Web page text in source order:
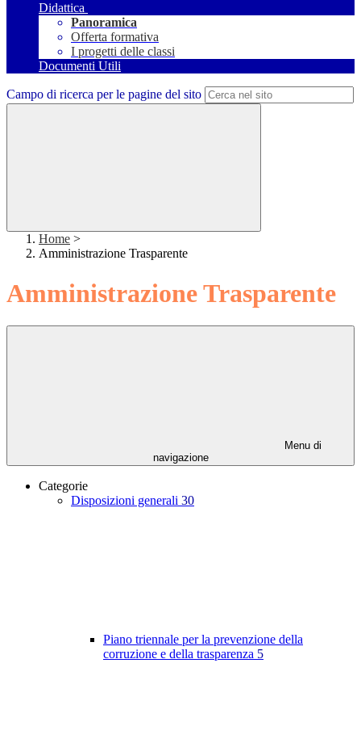
Didattica
Panoramica
Offerta formativa
I progetti delle classi
Documenti Utili
Campo di ricerca per le pagine del sito
Home >
Amministrazione Trasparente
Amministrazione Trasparente
Menu di
navigazione
Categorie
Disposizioni generali 30
Piano triennale per la prevenzione della
corruzione e della trasparenza 5